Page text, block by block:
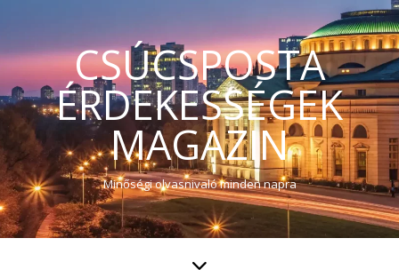
CSÚCSPOSTA
ÉRDEKESSÉGEK
MAGAZIN
Minőségi olvasnivaló minden napra